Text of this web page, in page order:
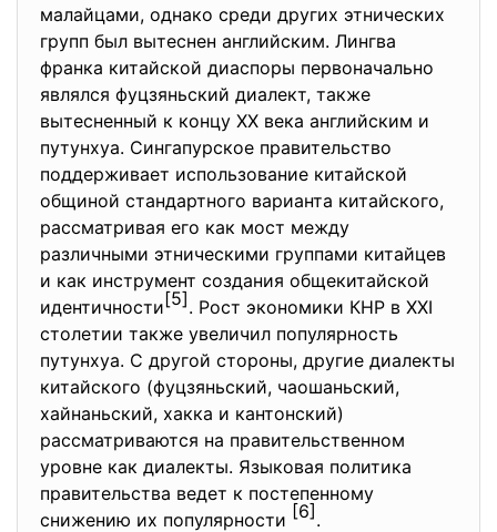
малайцами, однако среди других этнических
групп был вытеснен английским. Лингва
франка китайской диаспоры первоначально
являлся фуцзяньский диалект, также
вытесненный к концу XX века английским и
путунхуа. Сингапурское правительство
поддерживает использование китайской
общиной стандартного варианта китайского,
рассматривая его как мост между
различными этническими группами китайцев
и как инструмент создания общекитайской
идентичности[5]. Рост экономики КНР в XXI
столетии также увеличил популярность
путунхуа. С другой стороны, другие диалекты
китайского (фуцзяньский, чаошаньский,
хайнаньский, хакка и кантонский)
рассматриваются на правительственном
уровне как диалекты. Языковая политика
правительства ведет к постепенному
снижению их популярности [6] .